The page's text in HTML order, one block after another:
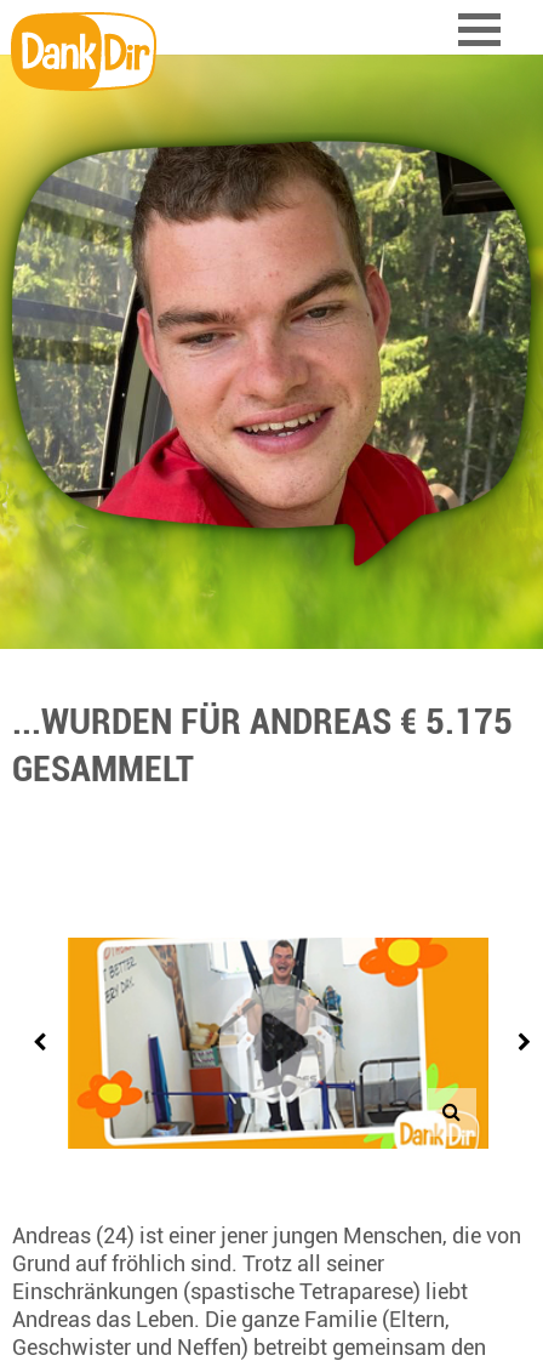
...WURDEN FÜR ANDREAS € 5.175
GESAMMELT
Andreas (24) ist einer jener jungen Menschen, die von
Grund auf fröhlich sind. Trotz all seiner
Einschränkungen (spastische Tetraparese) liebt
Andreas das Leben. Die ganze Familie (Eltern,
Geschwister und Neffen) betreibt gemeinsam den